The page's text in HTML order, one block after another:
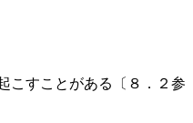
こすことがある〔８．２参